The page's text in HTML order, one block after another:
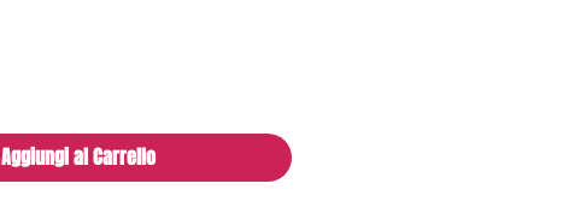
Aggiungi al Carrello